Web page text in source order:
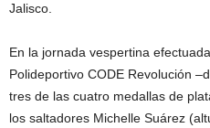
Jalisco.
En la jornada vespertina
Polideportivo CODE Revolución
tres de las cuatro medallas de
los saltadores Michelle Suárez